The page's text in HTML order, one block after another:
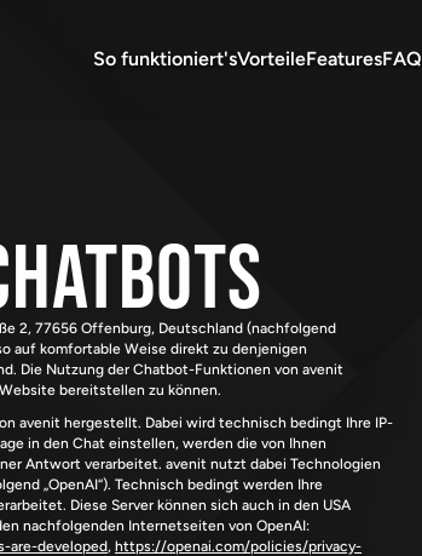
So funktioniert'sVorteileFeaturesFAQ
2, 77656 Offenburg, Deutschland (nachfolgend
auf komfortable Weise direkt zu denjenigen
Die Nutzung der Chatbot-Funktionen von avenit
bereitstellen zu können.
avenit hergestellt. Dabei wird technisch bedingt Ihre IP-
in den Chat einstellen, werden die von Ihnen
Antwort verarbeitet. avenit nutzt dabei Technologien
„OpenAI“). Technisch bedingt werden Ihre
Diese Server können sich auch in den USA
are-developed, https://openai.com/policies/privacy-